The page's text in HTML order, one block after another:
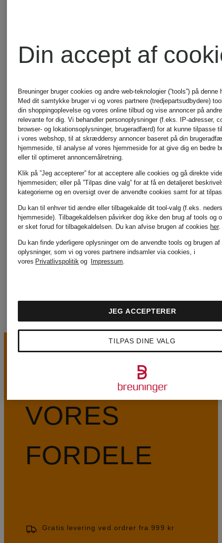
INUIKII
Jellycat
Joseph
Ribkoff
KENNEL &
SCHMENGER
PELLE
SKIMS
Smith
& Soul
VORES
FORDELE
Gratis levering ved ordrer fra 999 kr
Din accept af
Breuninger bruger cookies og andre web-teknologier (”tools”) på denne
Med dit samtykke bruger vi og vores partnere (tredjepartsudbydere)
din shoppingoplevelse og vores online tilbud og vise annoncer på
relevante for dig. Vi behandler personoplysninger (f.eks. IP-adresser,
browser- og lokationsoplysninger, brugeradfærd) for at kunne tilpasse
i vores webshop, til at skræddersy annoncer baseret på din
hjemmeside, til analyse af vores hjemmeside for at give dig en bedre
eller til optimeret annoncemålretning.
Klik på ”Jeg accepterer” for at acceptere alle cookies og gå direkte
hjemmesiden; eller på ”Tilpas dine valg” for at få en detaljeret
kategorierne og en oversigt over de anvendte cookies samt for at
Du kan til enhver tid ændre eller tilbagekalde dit tool-valg (f.eks.
hjemmeside). Tilbagekaldelsen påvirker dog ikke den brug af tools og
er sket forud for tilbagekaldelsen. Du kan afvise brugen af cookies her.
Du kan finde yderligere oplysninger om de anvendte tools og brugen af
oplysninger, som vi og vores partnere indsamler via cookies, i
vores Privatlivspolitik og Impressum
TILPAS DINE VALG
JEG ACCEPTERER